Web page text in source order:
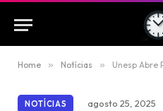
Home » Notícias » Unesp Abre Prazo
NOTÍCIAS agosto 25, 2025